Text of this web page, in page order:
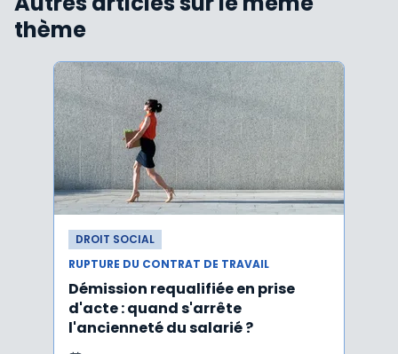
thème
DROIT SOCIAL
RUPTURE DU CONTRAT DE TRAVAIL
Démission requalifiée en prise
d'acte : quand s'arrête
l'ancienneté du salarié ?